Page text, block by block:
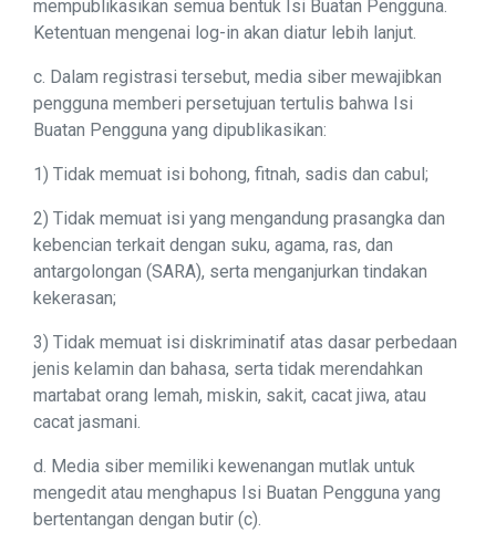
mempublikasikan semua bentuk Isi Buatan Pengguna.
Ketentuan mengenai log-in akan diatur lebih lanjut.
c. Dalam registrasi tersebut, media siber mewajibkan
pengguna memberi persetujuan tertulis bahwa Isi
Buatan Pengguna yang dipublikasikan:
1) Tidak memuat isi bohong, fitnah, sadis dan cabul;
2) Tidak memuat isi yang mengandung prasangka dan
kebencian terkait dengan suku, agama, ras, dan
antargolongan (SARA), serta menganjurkan tindakan
kekerasan;
3) Tidak memuat isi diskriminatif atas dasar perbedaan
jenis kelamin dan bahasa, serta tidak merendahkan
martabat orang lemah, miskin, sakit, cacat jiwa, atau
cacat jasmani.
d. Media siber memiliki kewenangan mutlak untuk
mengedit atau menghapus Isi Buatan Pengguna yang
bertentangan dengan butir (c).